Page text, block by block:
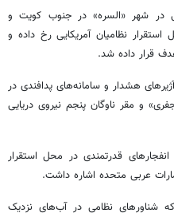
در شهر «السره» در جنوب کویت و
نظامیان آمریکایی رخ داده و
قرار داده شد.
هشدار و سامانه‌های پدافندی در
و مقر ناوگان پنجم نیروی دریایی
قدرتمندی در محل استقرار
عربی متحده اشاره داشت.
شناورهای نظامی در آب‌های نزدیک